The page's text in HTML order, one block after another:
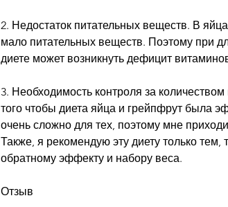
2. Недостаток питательных веществ. В
мало питательных веществ. Поэтому при
диете может возникнуть дефицит
3. Необходимость контроля за
того чтобы диета яйца и грейпфрут была
очень сложно для тех, поэтому мне
Также, я рекомендую эту диету только тем,
обратному эффекту и набору веса.
Отзыв